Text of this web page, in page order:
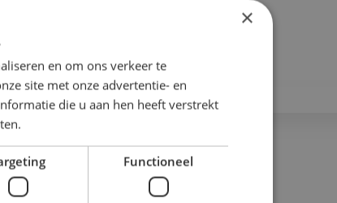
×
en om ons verkeer te
site met onze advertentie- en
die u aan hen heeft verstrekt
Functioneel